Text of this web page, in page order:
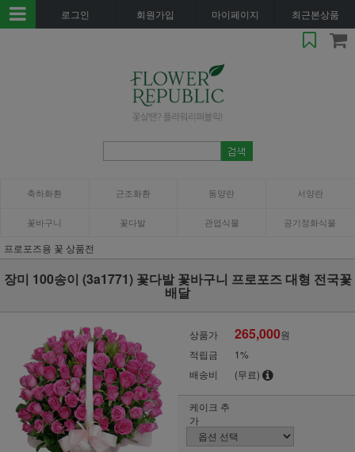
로그인 회원가입 마이페이지 최근본상품
축하화환 근조화환 동양란 서양란
꽃바구니 꽃다발 관엽식물 공기정화식물
프로포즈용 꽃 상품전
장미 100송이 (3a1771) 꽃다발 꽃바구니 프로포즈 대형 전국꽃
배달
상품가 265,000원
적립금
1%
배송비
(무료)
케이크 추
가